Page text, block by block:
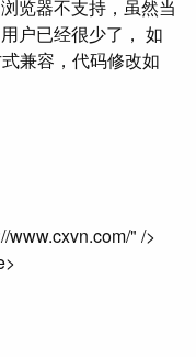
览器不支持，虽然当
户已经很少了， 如
兼容，代码修改如
www.cxvn.com/" />